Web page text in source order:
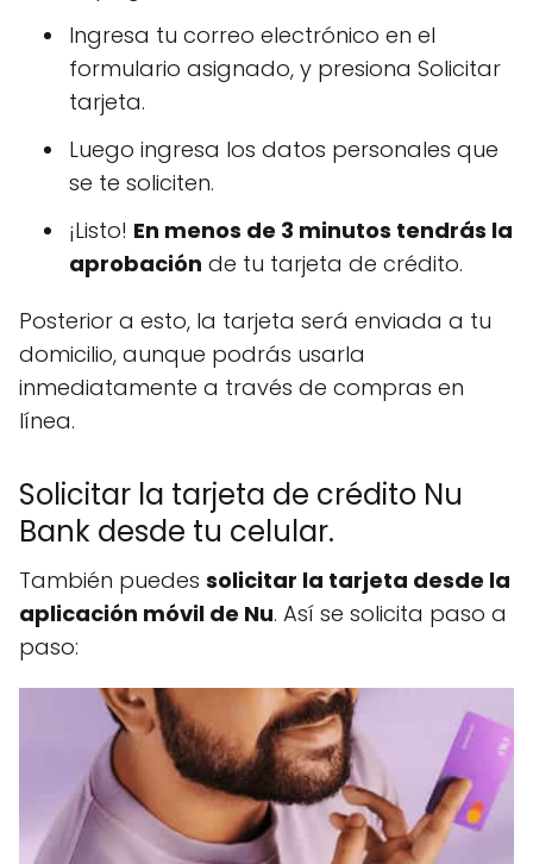
Ingresa tu correo electrónico en el
formulario asignado, y presiona Solicitar
tarjeta.
Luego ingresa los datos personales que
se te soliciten.
¡Listo! En menos de 3 minutos tendrás la
aprobación de tu tarjeta de crédito.
Posterior a esto, la tarjeta será enviada a tu
domicilio, aunque podrás usarla
inmediatamente a través de compras en
línea.
Solicitar la tarjeta de crédito Nu
Bank desde tu celular.
También puedes solicitar la tarjeta desde la
aplicación móvil de Nu. Así se solicita paso a
paso: